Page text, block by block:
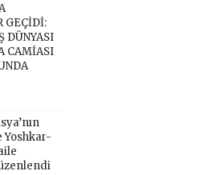
GEÇİDİ:
DÜNYASI
CAMİASI